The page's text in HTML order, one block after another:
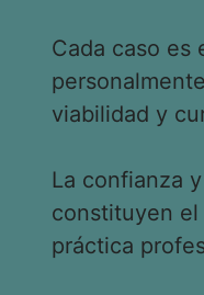
Cada caso es
viabilidad y
La confianza
constituyen
práctica